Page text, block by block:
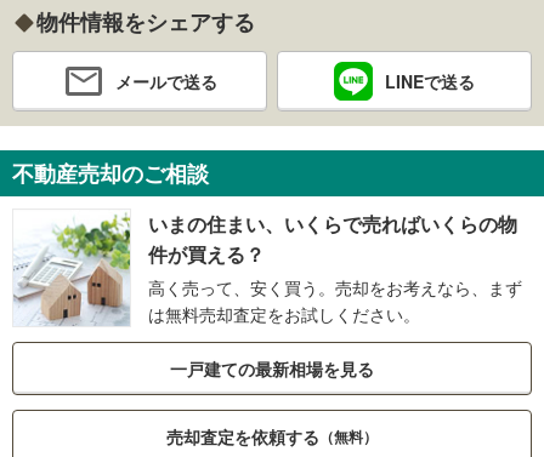
物件情報をシェアする
メールで送る LINEで送る
不動産売却のご相談
いまの住まい、いくらで売ればいくらの物
件が買える？
高く売って、安く買う。売却をお考えなら、まず
は無料売却査定をお試しください。
一戸建ての最新相場を見る
売却査定を依頼する （無料）